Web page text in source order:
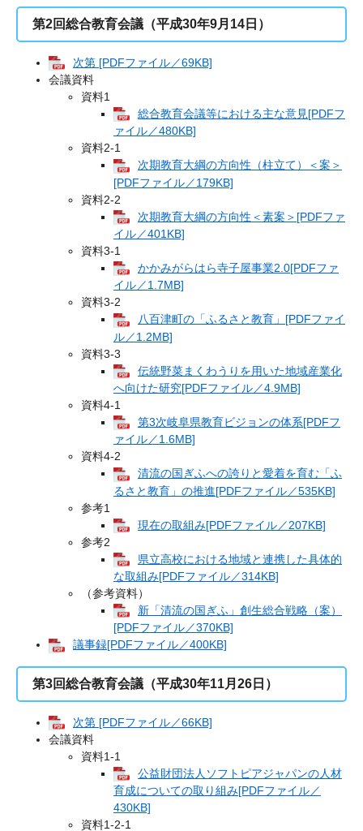
第2回総合教育会議（平成30年9月14日）
次第 [PDFファイル／69KB]
会議資料
資料1
総合教育会議等における主な意見[PDFフ
ァイル／480KB]
資料2‐1
次期教育大綱の方向性（柱立て）＜案＞
[PDFファイル／179KB]
資料2‐2
次期教育大綱の方向性＜素案＞[PDFファ
イル／401KB]
資料3‐1
かかみがらはら寺子屋事業2.0[PDFファ
イル／1.7MB]
資料3‐2
八百津町の「ふるさと教育」[PDFファイ
ル／1.2MB]
資料3‐3
伝統野菜まくわうりを用いた地域産業化
へ向けた研究[PDFファイル／4.9MB]
資料4‐1
第3次岐阜県教育ビジョンの体系[PDFフ
ァイル／1.6MB]
資料4‐2
清流の国ぎふへの誇りと愛着を育む「ふ
るさと教育」の推進[PDFファイル／535KB]
参考1
現在の取組み[PDFファイル／207KB]
参考2
県立高校における地域と連携した具体的
な取組み[PDFファイル／314KB]
（参考資料）
新「清流の国ぎふ」創生総合戦略（案）
[PDFファイル／370KB]
議事録[PDFファイル／400KB]
第3回総合教育会議（平成30年11月26日）
次第 [PDFファイル／66KB]
会議資料
資料1-1
公益財団法人ソフトピアジャパンの人材
育成についての取り組み[PDFファイル／
430KB]
資料1-2-1